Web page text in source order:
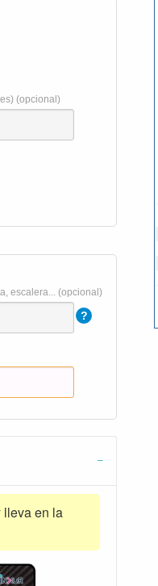
(opcional)
escalera... (opcional)
?
lleva en la